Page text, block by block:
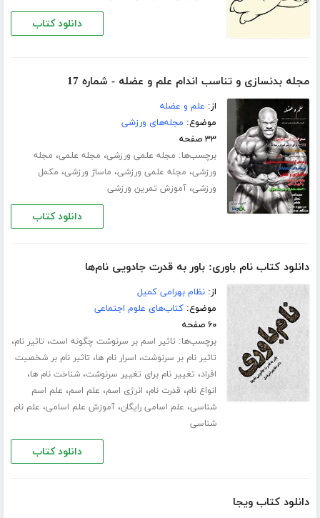
دانلود کتاب
مجله بدنسازی و تناسب اندام علم و عضله - شماره 17
از: علم و عضله
موضوع: مجله‌های ورزشی
۳۳ صفحه
برچسب‌ها: مجله علمی ورزشی، مجله علمی، مجله
ورزشی، مجله علمی ورزشی، ماساژ ورزشی، مکمل
ورزشی،آموزش تمرین ورزشی
دانلود کتاب
دانلود کتاب نام باوری: باور به قدرت جادویی نام‌ها
از:نظام بهرامی کمیل
موضوع:کتاب‌های علوم اجتماعی
۶۰ صفحه
برچسب‌ها: تاثیر اسم بر سرنوشت چگونه است، تاثیر نام،
تاثیر نام بر سرنوشت، اسرار نام ها، تاثیر نام بر شخصیت
افراد، تغییر نام برای تغییر سرنوشت،شناخت نام ها،
انواع نام، قدرت نام، انرژی اسم، علم اسم، علم اسم
شناسی، علم اسامی رایگان،آموزش علم اسامی، علم نام
شناسی
دانلود کتاب
دانلود کتاب ویجا